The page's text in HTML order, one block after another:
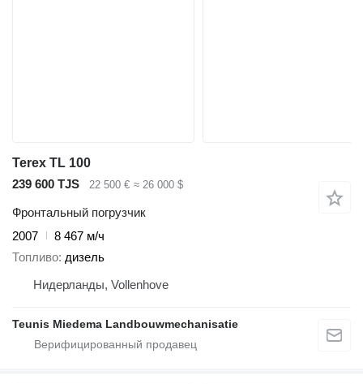
Terex TL 100
239 600 TJS
22 500 € ≈ 26 000 $
Фронтальный погрузчик
2007
8 467 м/ч
Топливо дизель
Нидерланды, Vollenhove
Teunis Miedema Landbouwmechanisatie